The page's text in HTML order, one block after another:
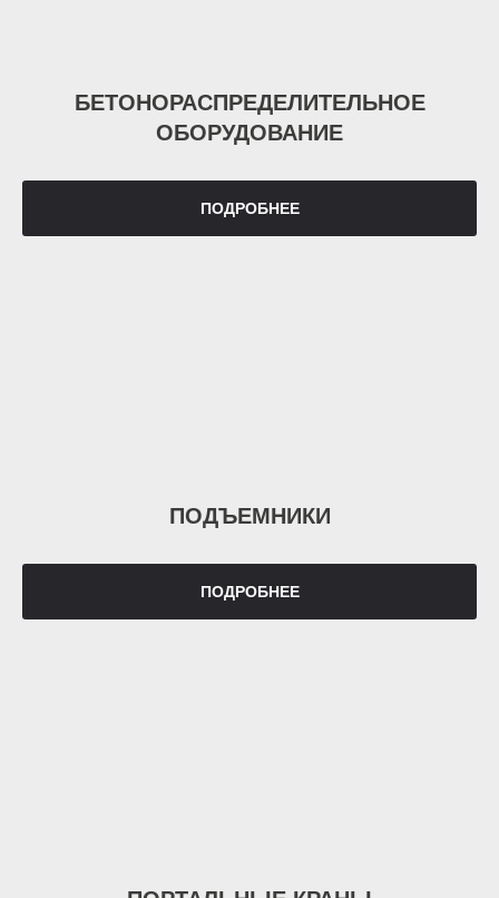
БЕТОНОРАСПРЕДЕЛИТЕЛЬНОЕ
ОБОРУДОВАНИЕ
ПОДРОБНЕЕ
ПОДЪЕМНИКИ
ПОДРОБНЕЕ